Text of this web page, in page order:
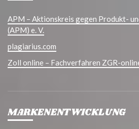
APM – Aktionskreis gegen Produkt-
(APM) e. V.
plagiarius.com
Zoll online – Fachverfahren ZGR-
MARKENENTWICKLUNG